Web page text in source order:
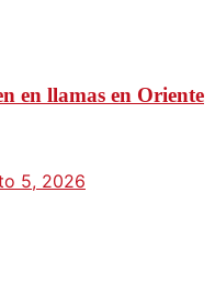
en llamas en Oriente
5, 2026